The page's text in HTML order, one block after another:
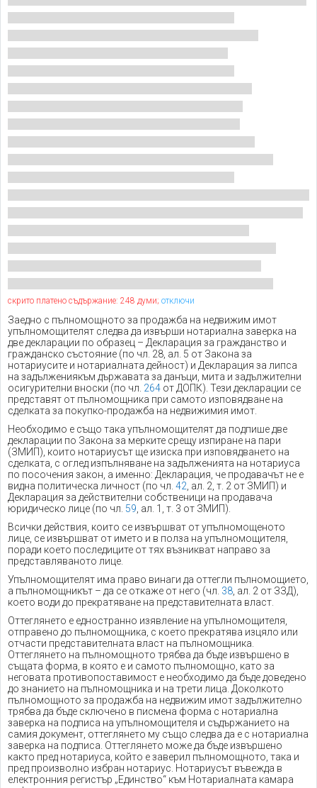
скрито платено съдържание: 248 думи; отключи
Заедно с пълномощното за продажба на недвижим имот
упълномощителят следва да извърши нотариална заверка на
две декларации по образец – Декларация за гражданство и
гражданско състояние (по чл. 28, ал. 5 от Закона за
нотариусите и нотариалната дейност) и Декларация за липса
на задължениякъм държавата за данъци, мита и задължителни
осигурителни вноски (по чл. 264 от ДОПК). Тези декларации се
представят от пълномощника при самото изповядване на
сделката за покупко-продажба на недвижимия имот.
Необходимо е също така упълномощителят да подпише две
декларации по Закона за мерките срещу изпиране на пари
(ЗМИП), които нотариусът ще изиска при изповядването на
сделката, с оглед изпълняване на задълженията на нотариуса
по посочения закон, а именно: Декларация, че продавачът не е
видна политическа личност (по чл. 42 , ал. 2, т. 2 от ЗМИП) и
Декларация за действителни собственици на продавача
юридическо лице (по чл. 59 , ал. 1, т. 3 от ЗМИП).
Всички действия, които се извършват от упълномощеното
лице, се извършват от името и в полза на упълномощителя,
поради което последиците от тях възникват направо за
представляваното лице.
Упълномощителят има право винаги да оттегли пълномощието,
а пълномощникът – да се откаже от него (чл. 38 , ал. 2 от ЗЗД),
което води до прекратяване на представителната власт.
Оттеглянето е едностранно изявление на упълномощителя,
отправено до пълномощника, с което прекратява изцяло или
отчасти представителната власт на пълномощника.
Оттеглянето на пълномощното трябва да бъде извършено в
същата форма, в която е и самото пълномощно, като за
неговата противопоставимост е необходимо да бъде доведено
до знанието на пълномощника и на трети лица. Доколкото
пълномощното за продажба на недвижим имот задължително
трябва да бъде сключено в писмена форма с нотариална
заверка на подписа на упълномощителя и съдържанието на
самия документ, оттеглянето му също следва да е с нотариална
заверка на подписа. Оттеглянето може да бъде извършено
както пред нотариуса, който е заверил пълномощното, така и
пред произволно избран нотариус. Нотариусът въвежда в
електронния регистър „Единство“ към Нотариалната камара